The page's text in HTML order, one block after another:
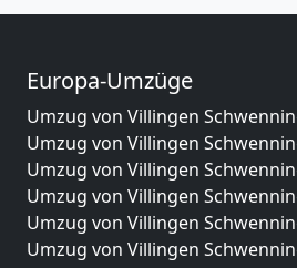
Europa-Umzüge
Umzug von Villingen
Umzug von Villingen
Umzug von Villingen
Umzug von Villingen
Umzug von Villingen
Umzug von Villingen